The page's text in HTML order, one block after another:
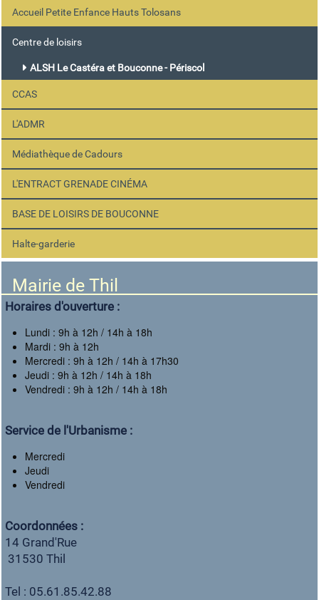
Accueil Petite Enfance Hauts Tolosans
Centre de loisirs
ALSH Le Castéra et Bouconne - Périscol
CCAS
L'ADMR
Médiathèque de Cadours
L'ENTRACT GRENADE CINÉMA
BASE DE LOISIRS DE BOUCONNE
Halte-garderie
Mairie de Thil
Horaires d'ouverture :
Lundi : 9h à 12h / 14h à 18h
Mardi : 9h à 12h
Mercredi : 9h à 12h / 14h à 17h30
Jeudi : 9h à 12h / 14h à 18h
Vendredi : 9h à 12h / 14h à 18h
Service de l'Urbanisme :
Mercredi
Jeudi
Vendredi
Coordonnées :
14 Grand'Rue
31530 Thil
Tel : 05.61.85.42.88